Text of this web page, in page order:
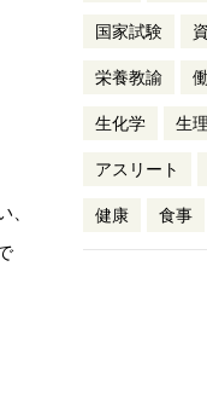
、
国家試験
栄養教諭
生化学 生
アスリート
健康 食事